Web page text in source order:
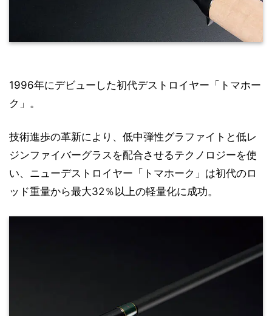
1996年にデビューした初代デストロイヤー「トマホー
ク」。
技術進歩の革新により、低中弾性グラファイトと低レ
ジンファイバーグラスを配合させるテクノロジーを使
い、ニューデストロイヤー「トマホーク」は初代のロ
ッド重量から最大32％以上の軽量化に成功。